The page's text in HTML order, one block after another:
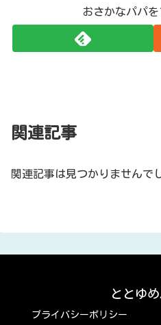
おさかなパパ
関連記事
関連記事は見つかりませんで
ととゆ
プライバシーポリシー